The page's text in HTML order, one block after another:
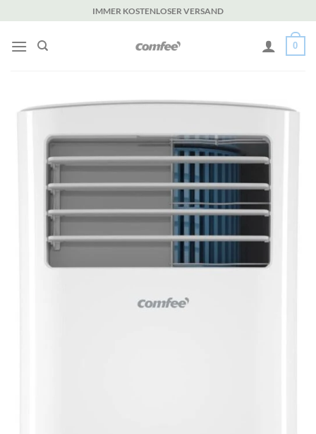
Inhalt
springen
IMMER KOSTENLOSER VERSAND
0